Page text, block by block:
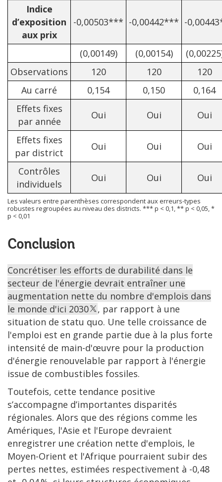
Indice
d’exposition
aux prix
-0,00503*** -0,00442*** -
(0,00149) (0,00154)
Observations
120 120
120
Au carré
0,154 0,150
0,164
Effets fixes
par année
Oui Oui Oui
Effets fixes
par district
Oui Oui Oui
Contrôles
individuels
Oui Oui Oui
Les valeurs entre parenthèses correspondent aux erreurs-types
robustes regroupées au niveau des districts. *** p < 0,1, ** p < 0,05, *
p < 0,01
Conclusion
Concrétiser les efforts de durabilité dans le
secteur de l'énergie devrait entraîner une
augmentation nette du nombre d'emplois dans
le monde d'ici 2030
, par rapport à une
situation de statu quo. Une telle croissance de
l'emploi est en grande partie due à la plus forte
intensité de main-d'œuvre pour la production
d'énergie renouvelable par rapport à l'énergie
issue de combustibles fossiles.
Toutefois, cette tendance positive
s’accompagne d’importantes disparités
régionales. Alors que des régions comme les
Amériques, l'Asie et l'Europe devraient
enregistrer une création nette d'emplois, le
Moyen-Orient et l'Afrique pourraient subir des
pertes nettes, estimées respectivement à -0,48